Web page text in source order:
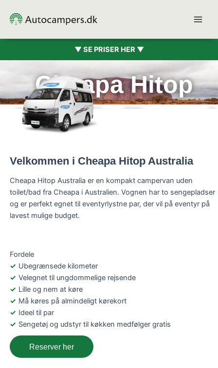
▼ SE PRISER HER ▼
Cheapa Hitop
Australia (2 pers.)
Velkommen i Cheapa Hitop Australia
Cheapa Hitop Australia er en kompakt campervan uden
toilet/bad fra Cheapa i Australien. Vognen har to sengepladser
og er perfekt egnet til eventyrlystne par, der vil på eventyr på
lavest mulige budget.
Fordele
Ubegrænsede kilometer
Velegnet til ungdommelige rejsende
Lille og nem at køre
Må køres på almindeligt kørekort
Ideel til par
Sengetøj og udstyr til køkken medfølger gratis
Reserver her